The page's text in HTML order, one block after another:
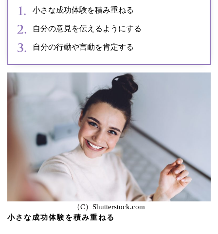
小さな成功体験を積み重ねる
自分の意見を伝えるようにする
自分の行動や言動を肯定する
（C）Shutterstock.com
小さな成功体験を積み重ねる